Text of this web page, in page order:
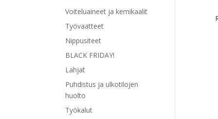
Voiteluaineet ja kemikaalit
Työvaatteet
Nippusiteet
BLACK FRIDAY!
Lahjat
Puhdistus ja ulkotilojen
huolto
Työkalut